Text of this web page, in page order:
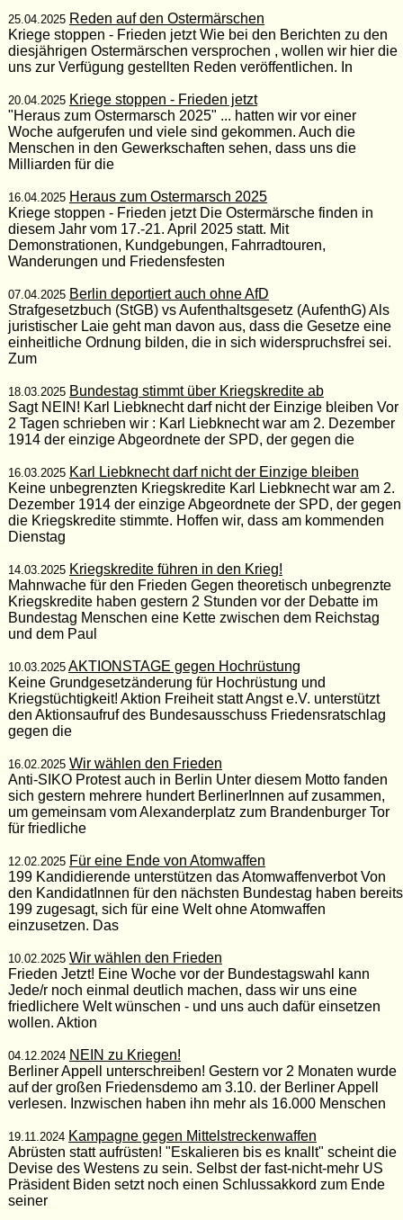
25.04.2025 Reden auf den Ostermärschen
Kriege stoppen - Frieden jetzt Wie bei den Berichten zu den
diesjährigen Ostermärschen versprochen , wollen wir hier die
uns zur Verfügung gestellten Reden veröffentlichen. In
20.04.2025 Kriege stoppen - Frieden jetzt
"Heraus zum Ostermarsch 2025" ... hatten wir vor einer
Woche aufgerufen und viele sind gekommen. Auch die
Menschen in den Gewerkschaften sehen, dass uns die
Milliarden für die
16.04.2025 Heraus zum Ostermarsch 2025
Kriege stoppen - Frieden jetzt Die Ostermärsche finden in
diesem Jahr vom 17.-21. April 2025 statt. Mit
Demonstrationen, Kundgebungen, Fahrradtouren,
Wanderungen und Friedensfesten
07.04.2025 Berlin deportiert auch ohne AfD
Strafgesetzbuch (StGB) vs Aufenthaltsgesetz (AufenthG) Als
juristischer Laie geht man davon aus, dass die Gesetze eine
einheitliche Ordnung bilden, die in sich widerspruchsfrei sei.
Zum
18.03.2025 Bundestag stimmt über Kriegskredite ab
Sagt NEIN! Karl Liebknecht darf nicht der Einzige bleiben Vor
2 Tagen schrieben wir : Karl Liebknecht war am 2. Dezember
1914 der einzige Abgeordnete der SPD, der gegen die
16.03.2025 Karl Liebknecht darf nicht der Einzige bleiben
Keine unbegrenzten Kriegskredite Karl Liebknecht war am 2.
Dezember 1914 der einzige Abgeordnete der SPD, der gegen
die Kriegskredite stimmte. Hoffen wir, dass am kommenden
Dienstag
14.03.2025 Kriegskredite führen in den Krieg!
Mahnwache für den Frieden Gegen theoretisch unbegrenzte
Kriegskredite haben gestern 2 Stunden vor der Debatte im
Bundestag Menschen eine Kette zwischen dem Reichstag
und dem Paul
10.03.2025 AKTIONSTAGE gegen Hochrüstung
Keine Grundgesetzänderung für Hochrüstung und
Kriegstüchtigkeit! Aktion Freiheit statt Angst e.V. unterstützt
den Aktionsaufruf des Bundesausschuss Friedensratschlag
gegen die
16.02.2025 Wir wählen den Frieden
Anti-SIKO Protest auch in Berlin Unter diesem Motto fanden
sich gestern mehrere hundert BerlinerInnen auf zusammen,
um gemeinsam vom Alexanderplatz zum Brandenburger Tor
für friedliche
12.02.2025 Für eine Ende von Atomwaffen
199 Kandidierende unterstützen das Atomwaffenverbot Von
den KandidatInnen für den nächsten Bundestag haben bereits
199 zugesagt, sich für eine Welt ohne Atomwaffen
einzusetzen. Das
10.02.2025 Wir wählen den Frieden
Frieden Jetzt! Eine Woche vor der Bundestagswahl kann
Jede/r noch einmal deutlich machen, dass wir uns eine
friedlichere Welt wünschen - und uns auch dafür einsetzen
wollen. Aktion
04.12.2024 NEIN zu Kriegen!
Berliner Appell unterschreiben! Gestern vor 2 Monaten wurde
auf der großen Friedensdemo am 3.10. der Berliner Appell
verlesen. Inzwischen haben ihn mehr als 16.000 Menschen
19.11.2024 Kampagne gegen Mittelstreckenwaffen
Abrüsten statt aufrüsten! "Eskalieren bis es knallt" scheint die
Devise des Westens zu sein. Selbst der fast-nicht-mehr US
Präsident Biden setzt noch einen Schlussakkord zum Ende
seiner